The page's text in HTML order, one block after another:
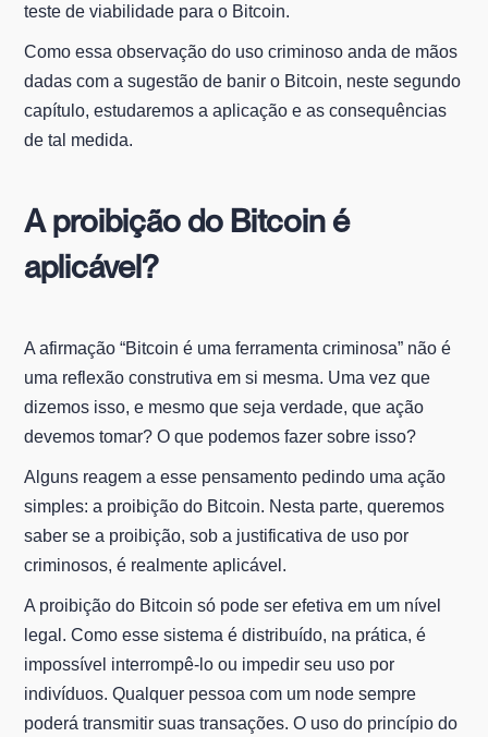
teste de viabilidade para o Bitcoin.
Como essa observação do uso criminoso anda de mãos
dadas com a sugestão de banir o Bitcoin, neste segundo
capítulo, estudaremos a aplicação e as consequências
de tal medida.
A proibição do Bitcoin é
aplicável?
A afirmação “Bitcoin é uma ferramenta criminosa” não é
uma reflexão construtiva em si mesma. Uma vez que
dizemos isso, e mesmo que seja verdade, que ação
devemos tomar? O que podemos fazer sobre isso?
Alguns reagem a esse pensamento pedindo uma ação
simples: a proibição do Bitcoin. Nesta parte, queremos
saber se a proibição, sob a justificativa de uso por
criminosos, é realmente aplicável.
A proibição do Bitcoin só pode ser efetiva em um nível
legal. Como esse sistema é distribuído, na prática, é
impossível interrompê-lo ou impedir seu uso por
indivíduos. Qualquer pessoa com um node sempre
poderá transmitir suas transações. O uso do princípio do